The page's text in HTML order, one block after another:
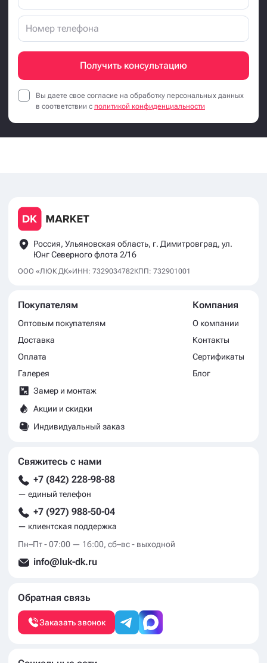
Получить консультацию
Вы даете свое согласие на обработку персональных данных
в соответствии с политикой конфиденциальности
Россия, Ульяновская область, г. Димитровград, ул.
Юнг Северного флота 2/16
ООО «ЛЮК ДК»ИНН: 7329034782КПП: 732901001
Покупателям
Оптовым покупателям
Доставка
Оплата
Галерея
Замер и монтаж
Акции и скидки
Индивидуальный заказ
Компания
О компании
Контакты
Сертификаты
Блог
Свяжитесь с нами
+7 (842) 228-98-88
— единый телефон
+7 (927) 988-50-04
— клиентская поддержка
Пн–Пт - 07:00 — 16:00, сб–вс - выходной
info@luk-dk.ru
Обратная связь
Заказать звонок